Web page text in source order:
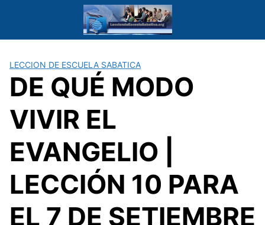
LECCION DE ESCUELA SABATICA
DE QUÉ MODO
VIVIR EL
EVANGELIO |
LECCIÓN 10 PARA
EL 7 DE SETIEMBRE